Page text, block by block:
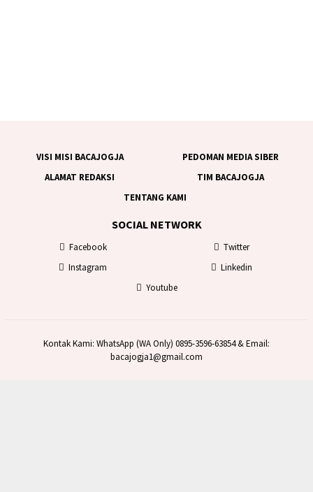
VISI MISI BACAJOGJA
PEDOMAN MEDIA SIBER
ALAMAT REDAKSI
TIM BACAJOGJA
TENTANG KAMI
SOCIAL NETWORK
Facebook
Twitter
Instagram
Linkedin
Youtube
Kontak Kami: WhatsApp (WA Only) 0895-3596-63854 & Email:
bacajogja1@gmail.com